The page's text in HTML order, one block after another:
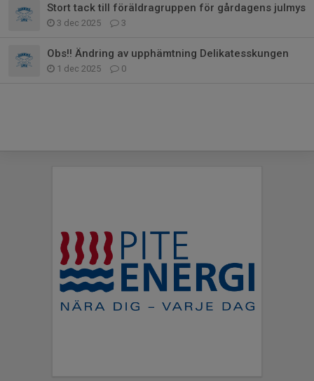
Stort tack till föräldragruppen för gårdagens julmys
3 dec 2025 3
Obs!! Ändring av upphämtning Delikatesskungen
1 dec 2025 0